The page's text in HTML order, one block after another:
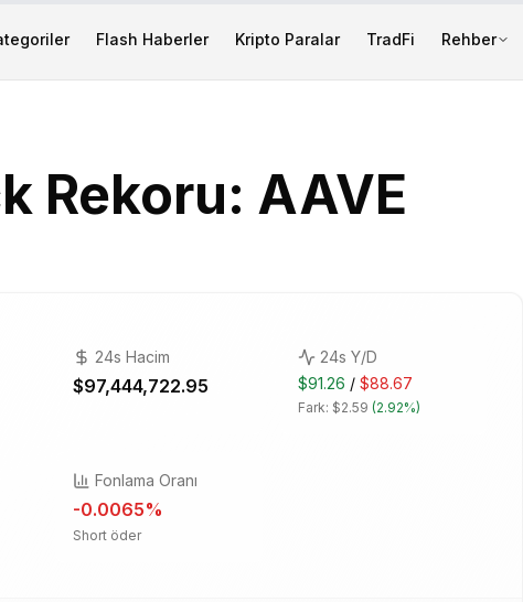
Flash Haberler Kripto Paralar TradFi Rehber
Rekoru: AAVE
24s Hacim
$97,444,722.95
24s Y/D
$91.26 / $88.67
Fark: $2.59 (2.92%)
Fonlama Oranı
-0.0065%
Short öder